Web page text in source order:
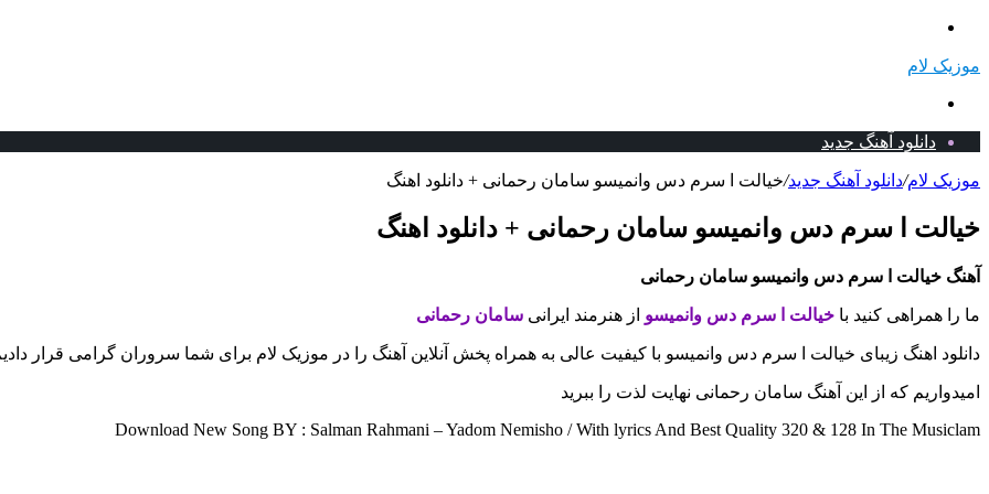
موزیک لام
دانلود آهنگ جدید
موزیک لام/دانلود آهنگ جدید/خیالت ا سرم دس وانمیسو سامان رحمانی + دانلود اهنگ
خیالت ا سرم دس وانمیسو سامان رحمانی + دانلود اهنگ
آهنگ خیالت ا سرم دس وانمیسو سامان رحمانی
ما را همراهی کنید با خیالت ا سرم دس وانمیسو از هنرمند ایرانی سامان رحمانی
دانلود اهنگ زیبای خیالت ا سرم دس وانمیسو با کیفیت عالی به همراه پخش آنلاین آهنگ را در موزیک لام برای شما سروران گرامی قرار
امیدواریم که از این آهنگ سامان رحمانی نهایت لذت را ببرید
Download New Song BY : Salman Rahmani – Yadom Nemisho / With lyrics And Best Quality 320 & 128 In The Musiclam